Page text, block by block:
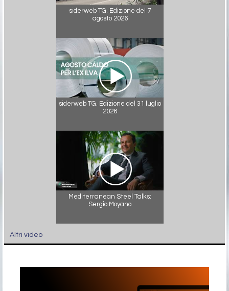
siderweb TG. Edizione del 7
agosto 2026
siderweb TG. Edizione del 31 luglio
2026
Mediterranean Steel Talks:
Sergio Moyano
Altri video